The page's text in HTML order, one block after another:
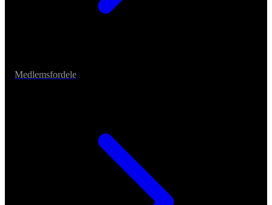
Medlemsfordele